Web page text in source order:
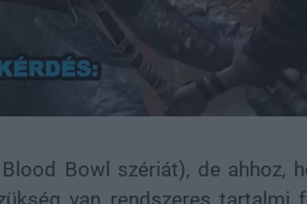
Bowl szériát), de ahhoz,
van rendszeres tartalmi